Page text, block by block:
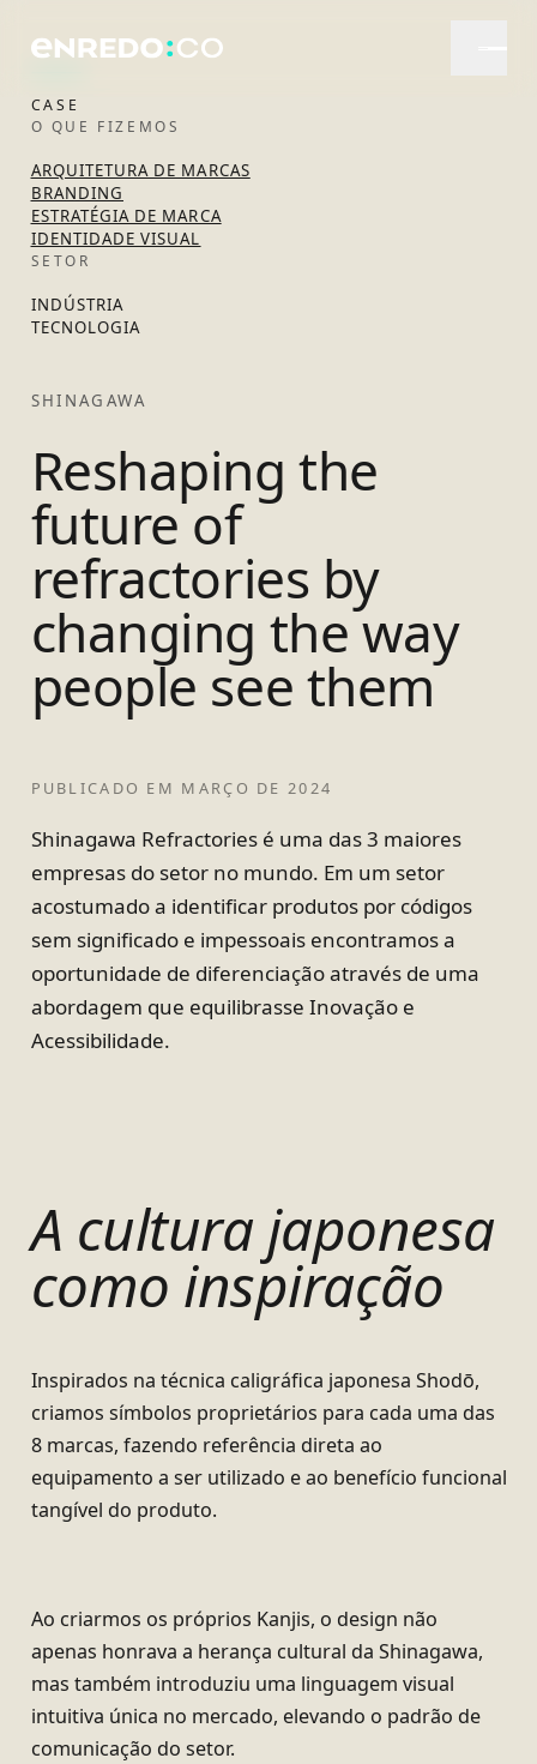
CASE
O QUE FIZEMOS
ARQUITETURA DE MARCAS
BRANDING
ESTRATÉGIA DE MARCA
IDENTIDADE VISUAL
SETOR
INDÚSTRIA
TECNOLOGIA
SHINAGAWA
Reshaping the
future of
refractories by
changing the way
people see them
PUBLICADO EM MARÇO DE 2024
Shinagawa Refractories é uma das 3 maiores
empresas do setor no mundo. Em um setor
acostumado a identificar produtos por códigos
sem significado e impessoais encontramos a
oportunidade de diferenciação através de uma
abordagem que equilibrasse Inovação e
Acessibilidade.
A cultura japonesa
como inspiração
Inspirados na técnica caligráfica japonesa Shodō,
criamos símbolos proprietários para cada uma das
8 marcas, fazendo referência direta ao
equipamento a ser utilizado e ao benefício funcional
tangível do produto.
Ao criarmos os próprios Kanjis, o design não
apenas honrava a herança cultural da Shinagawa,
mas também introduziu uma linguagem visual
intuitiva única no mercado, elevando o padrão de
comunicação do setor.